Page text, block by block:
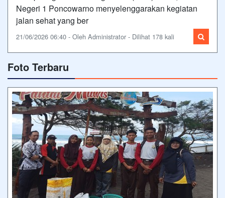
Negeri 1 Poncowarno menyelenggarakan kegiatan
jalan sehat yang ber
21/06/2026 06:40 - Oleh Administrator - Dilihat 178 kali
Foto Terbaru